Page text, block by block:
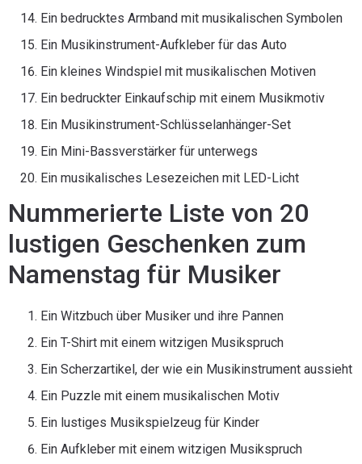
Ein bedrucktes Armband mit musikalischen Symbolen
Ein Musikinstrument-Aufkleber für das Auto
Ein kleines Windspiel mit musikalischen Motiven
Ein bedruckter Einkaufschip mit einem Musikmotiv
Ein Musikinstrument-Schlüsselanhänger-Set
Ein Mini-Bassverstärker für unterwegs
Ein musikalisches Lesezeichen mit LED-Licht
Nummerierte Liste von 20
lustigen Geschenken zum
Namenstag für Musiker
Ein Witzbuch über Musiker und ihre Pannen
Ein T-Shirt mit einem witzigen Musikspruch
Ein Scherzartikel, der wie ein Musikinstrument aussieht
Ein Puzzle mit einem musikalischen Motiv
Ein lustiges Musikspielzeug für Kinder
Ein Aufkleber mit einem witzigen Musikspruch